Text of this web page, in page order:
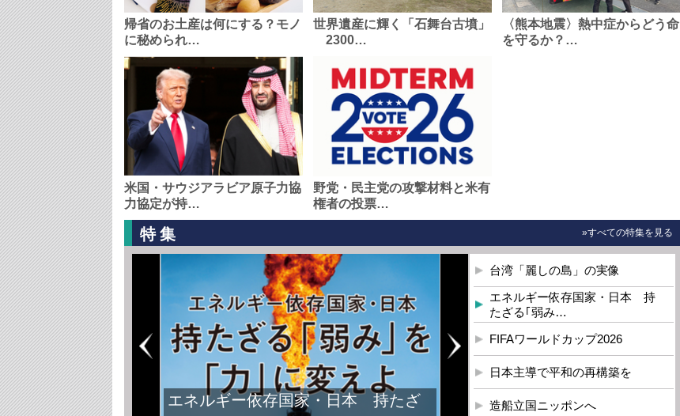
帰省のお土産は何にする？モノ
に秘められ…
世界遺産に輝く「石舞台古墳」
2300…
〈熊本地震〉熱中症からどう命
を守るか？…
米国・サウジアラビア原子力協
力協定が持…
野党・民主党の攻撃材料と米有
権者の投票…
特集 »すべての特集を見る
エネルギー依存国家・日本 持たざ
台湾「麗しの島」の実像
エネルギー依存国家・日本 持
たざる｢弱み…
FIFAワールドカップ2026
日本主導で平和の再構築を
造船立国ニッポンへ